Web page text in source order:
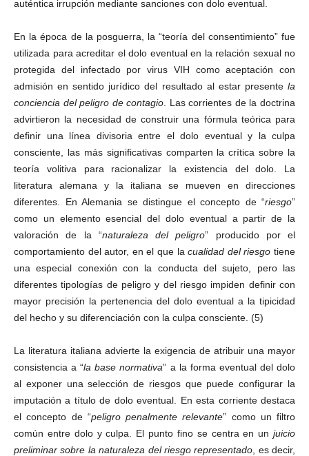
auténtica irrupción mediante sanciones con dolo eventual.
En la época de la posguerra, la “teoría del consentimiento” fue
utilizada para acreditar el dolo eventual en la relación sexual no
protegida del infectado por virus VIH como aceptación con
admisión en sentido jurídico del resultado al estar presente la
conciencia del peligro de contagio . Las corrientes de la doctrina
advirtieron la necesidad de construir una fórmula teórica para
definir una línea divisoria entre el dolo eventual y la culpa
consciente, las más significativas comparten la crítica sobre la
teoría volitiva para racionalizar la existencia del dolo. La
literatura alemana y la italiana se mueven en direcciones
diferentes. En Alemania se distingue el concepto de “riesgo”
como un elemento esencial del dolo eventual a partir de la
valoración de la “naturaleza del peligro” producido por el
comportamiento del autor, en el que lacualidad del riesgo tiene
una especial conexión con la conducta del sujeto, pero las
diferentes tipologías de peligro y del riesgo impiden definir con
mayor precisión la pertenencia del dolo eventual a la tipicidad
del hecho y su diferenciación con la culpa consciente. (5)
La literatura italiana advierte la exigencia de atribuir una mayor
consistencia a “la base normativa” a la forma eventual del dolo
al exponer una selección de riesgos que puede configurar la
imputación a título de dolo eventual. En esta corriente destaca
el concepto de “peligro penalmente relevante” como un filtro
común entre dolo y culpa. El punto fino se centra en un juicio
preliminar sobre la naturaleza del riesgo representado , es decir,